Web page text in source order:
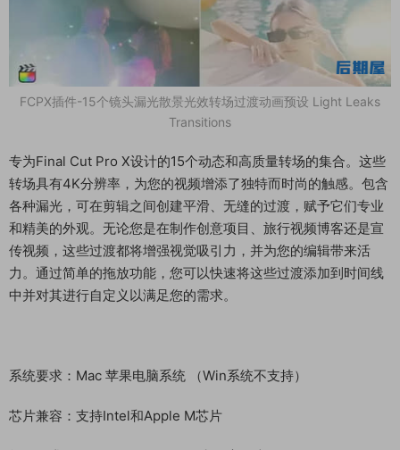
FCPX插件-15个镜头漏光散景光效转场过渡动画预设 Light Leaks
Transitions
专为Final Cut Pro X设计的15个动态和高质量转场的集合。这些
转场具有4K分辨率，为您的视频增添了独特而时尚的触感。包含
各种漏光，可在剪辑之间创建平滑、无缝的过渡，赋予它们专业
和精美的外观。无论您是在制作创意项目、旅行视频博客还是宣
传视频，这些过渡都将增强视觉吸引力，并为您的编辑带来活
力。通过简单的拖放功能，您可以快速将这些过渡添加到时间线
中并对其进行自定义以满足您的需求。
系统要求：Mac 苹果电脑系统 （Win系统不支持）
芯片兼容：支持Intel和Apple M芯片